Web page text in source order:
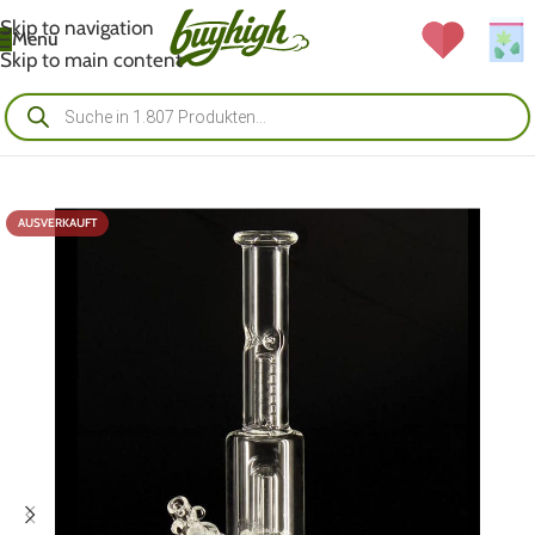
Skip to navigation
Skip to main content
Menü
AUSVERKAUFT